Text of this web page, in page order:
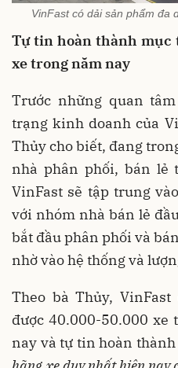
VinFast có dải sản phẩm đa
Tựtin hoàn thành mục
xe trong năm nay
Trước những quan
trạng kinh doanh của
Thủycho biết, đang
nhà phân phối, bán lẻ
VinFast sẽ tập trung
với nhóm nhà bán lẻ
bắt đầu phân phối và
nhờ vào hệ thống và
Theo bà Thủy,
được 40.000-50.000 xe
nay và tự tin hoàn